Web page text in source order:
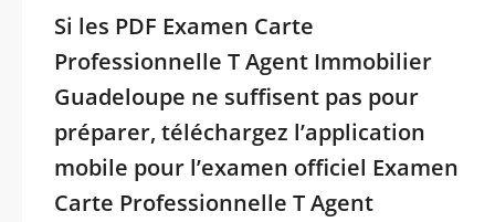
Si les PDF Examen Carte
Professionnelle T Agent Immobilier
Guadeloupe ne suffisent pas pour
préparer, téléchargez l’application
mobile pour l’examen officiel Examen
Carte Professionnelle T Agent